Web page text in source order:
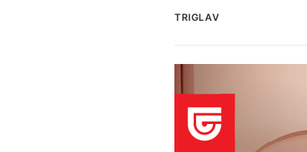
TRIGLAV